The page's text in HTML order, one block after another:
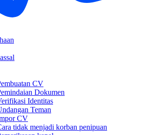
CV
Dokumen
Identitas
Teman
CV
tidak menjadi korban penipuan